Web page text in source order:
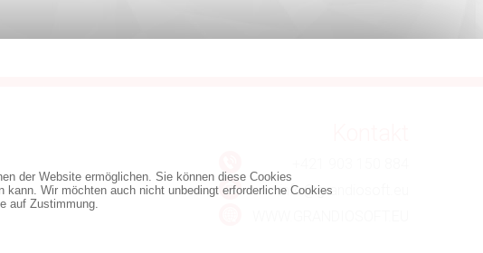
info@grandiosoft.eu
der Website ermöglichen. Sie können diese Cookies
Wir möchten auch nicht unbedingt erforderliche Cookies
auf Zustimmung.